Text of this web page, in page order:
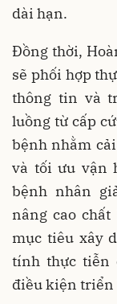
dài hạn.
Đồng thời,
sẽ phối hợp
thông tin và
luồng từ cấp
bệnh nhằm
và tối ưu vận
bệnh nhân
nâng cao
mục tiêu xây
tính thực tiễn
điều kiện triển